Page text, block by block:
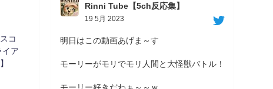
コ
イア
Rinni Tube【5ch反応集】
19 5月 2023
明日はこの動画あげま～す
モーリーがモリでモリ人間と大怪獣バトル！
モーリー好きだわぁ～～ｗ